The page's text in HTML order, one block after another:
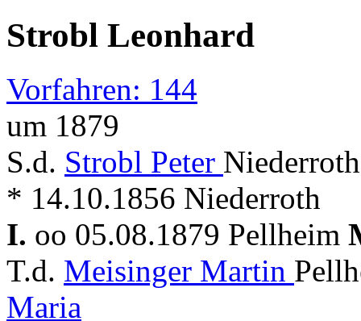
Strobl Leonhard
Vorfahren: 144
um 1879
S.d. Strobl Peter
* 14.10.1856 Niederroth
I. oo 05.08.1879 Pellheim
T.d. Meisinger Martin
Maria